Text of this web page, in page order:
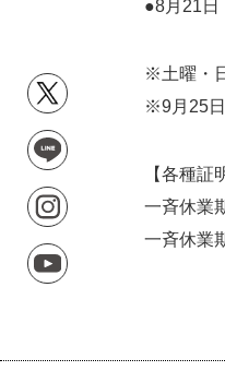
●8月21日
※土曜・
※9月25日
【各種証
一斉休業
一斉休業